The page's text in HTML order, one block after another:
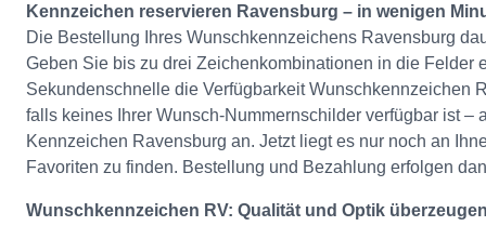
Kennzeichen reservieren Ravensburg – in wenigen
Die Bestellung Ihres Wunschkennzeichens Ravensburg
Geben Sie bis zu drei Zeichenkombinationen in die Felder
Sekundenschnelle die Verfügbarkeit Wunschkennzeichen
falls keines Ihrer Wunsch-Nummernschilder verfügbar ist –
Kennzeichen Ravensburg an. Jetzt liegt es nur noch an
Favoriten zu finden. Bestellung und Bezahlung erfolgen
Wunschkennzeichen RV: Qualität und Optik